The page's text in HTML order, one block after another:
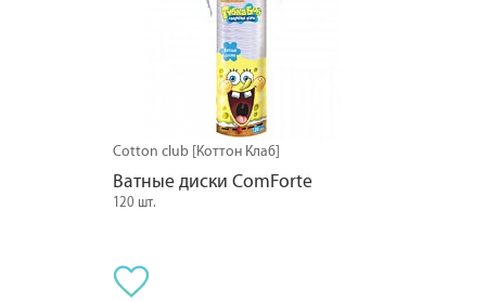
Cotton club [Коттон Клаб]
Ватные диски ComForte
120 шт.